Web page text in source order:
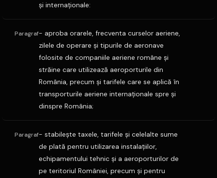
şi internaţionale:
Paragraf- aproba orarele, frecventa curselor aeriene,
zilele de operare şi tipurile de aeronave
folosite de companiile aeriene române şi
străine care utilizează aeroporturile din
România, precum şi tarifele care se aplică în
transporturile aeriene internaţionale spre şi
dinspre România;
Paragraf- stabileşte taxele, tarifele şi celelalte sume
de plată pentru utilizarea instalaţiilor,
echipamentului tehnic şi a aeroporturilor de
pe teritoriul României, precum şi pentru